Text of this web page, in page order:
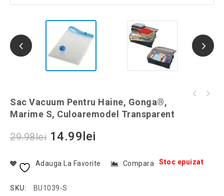
Sac Vacuum Pentru Haine, Gonga®,
Marime S, Culoaremodel Transparent
29.98lei 14.99lei
Stoc epuizat
Adauga La Favorite Compara
SKU:
BU1039-S